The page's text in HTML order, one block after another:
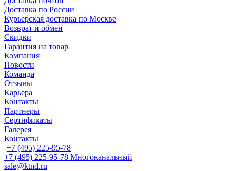
Доставка по России
Курьерская доставка по Москве
Возврат и обмен
Скидки
Гарантия на товар
Компания
Новости
Команда
Отзывы
Карьера
Контакты
Партнеры
Сертификаты
Галерея
Контакты
+7 (495) 225-95-78
+7 (495) 225-95-78 Многоканальный
sale@ktnd.ru